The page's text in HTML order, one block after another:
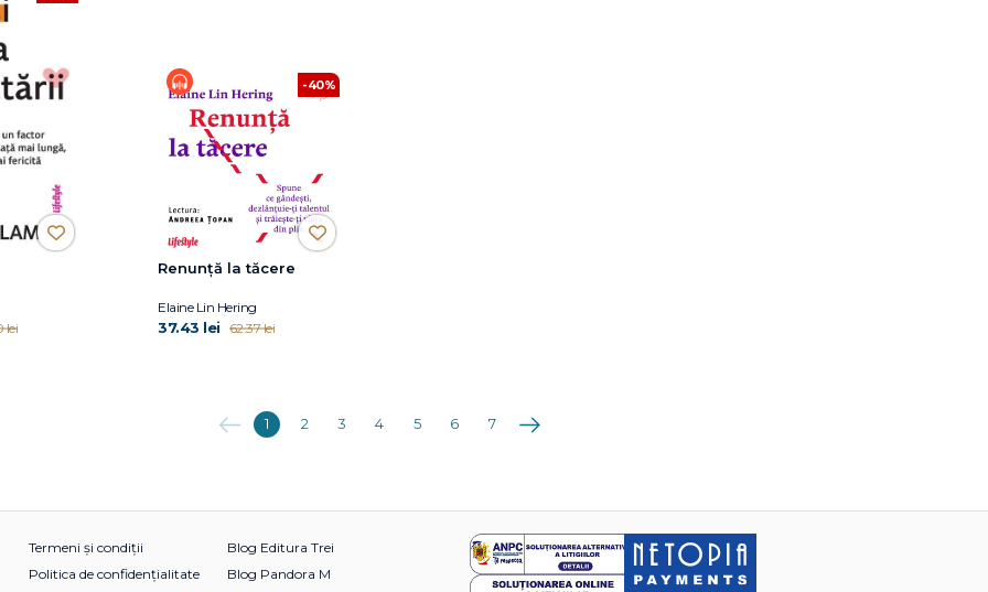
lei
-40%
Renunță la tăcere
Elaine Lin Hering
37.43 lei 62.37 lei
Anterioara
1 2 3 4 5 6 7 Următoarea
Termeni și condiții
Politica de confidențialitate
Blog Editura Trei
Blog Pandora M